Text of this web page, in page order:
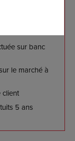
sur banc
le marché à
5 ans